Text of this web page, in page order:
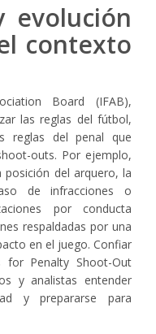
evolución
contexto
Board (IFAB),
las reglas del fútbol,
reglas del penal que
outs. Por ejemplo,
del arquero, la
de infracciones o
por conducta
respaldadas por una
en el juego. Confiar
for Penalty Shoot-Out
y analistas entender
y prepararse para